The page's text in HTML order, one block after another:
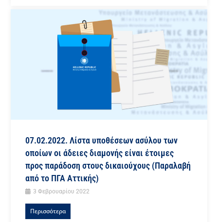
07.02.2022. Λίστα υποθέσεων ασύλου των
οποίων οι άδειες διαμονής είναι έτοιμες
προς παράδοση στους δικαιούχους (Παραλαβή
από το ΠΓΑ Αττικής)
3 Φεβρουαρίου 2022
Περισσότερα